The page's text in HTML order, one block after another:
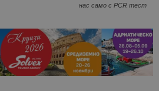
нас само с PCR тест